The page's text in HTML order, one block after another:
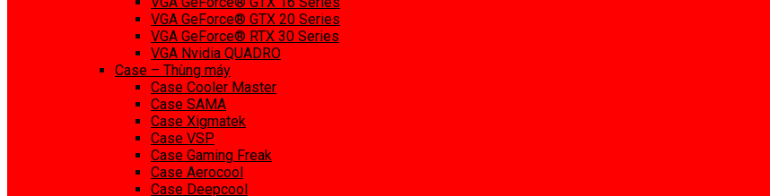
VGA GeForce® GTX 20 Series
VGA GeForce® RTX 30 Series
VGA Nvidia QUADRO
Case – Thùng máy
Case Cooler Master
Case SAMA
Case Xigmatek
Case VSP
Case Gaming Freak
Case Aerocool
Case Deepcool